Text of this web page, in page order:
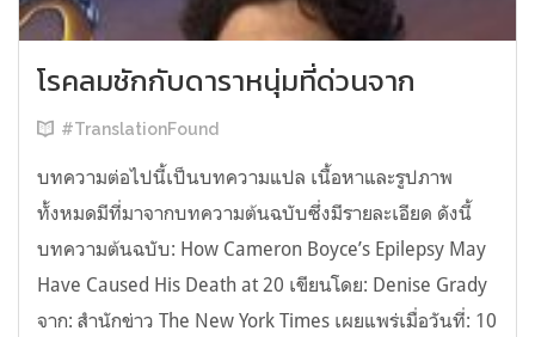
โรคลมชักกับดาราหนุ่มที่ด่วนจาก
#TranslationFound
บทความต่อไปนี้เป็นบทความแปล เนื้อหาและรูปภาพ
ทั้งหมดมีที่มาจากบทความต้นฉบับซึ่งมีรายละเอียด ดังนี้
บทความต้นฉบับ: How Cameron Boyce’s Epilepsy May
Have Caused His Death at 20 เขียนโดย: Denise Grady
จาก: สำนักข่าว The New York Times เผยแพร่เมื่อวันที่: 10